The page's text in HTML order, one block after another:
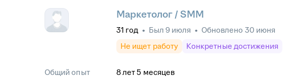
Маркетолог / SMM
31 год • Был 9 июля • Обновлено 30 июня
Не ищет работу
Конкретные достижения
Общий опыт 8лет 5 месяцев